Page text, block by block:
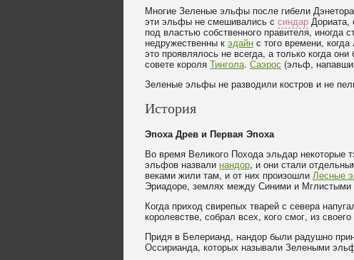
Многие Зеленые эльфы после гибели
эти эльфы не смешивались с синдар
под властью собственного правителя,
недружественны к эдайн с того времени,
это проявлялось не всегда, а только когда
совете короля Тингола. Саэрос (эльф,
Зеленые эльфы не разводили костров и не
История
Эпоха Древ и Первая Эпоха
Во время Великого Похода эльдар некоторые
эльфов назвали нандор, и они стали
веками жили там, и от них произошли Лесные
Эриадоре, землях между Синими и Мглистыми
Когда приход свирепых тварей с севера
королевстве, собрал всех, кого смог, из
Придя в Белерианд, нандор были радушно
Оссирианда, которых называли Зелеными